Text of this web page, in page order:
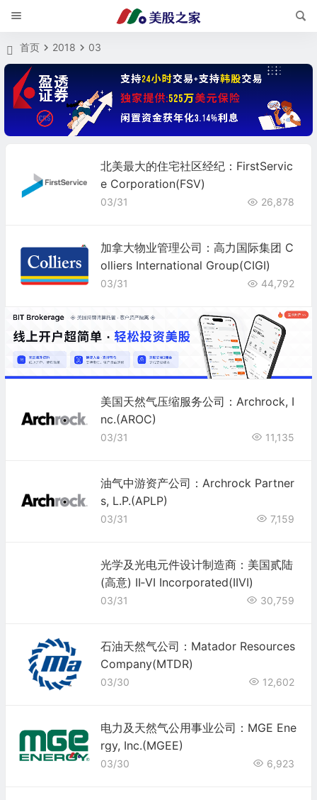
首页 2018 03
北美最大的住宅社区经纪：FirstServic
e Corporation(FSV)
03/31 26,878
加拿大物业管理公司：高力国际集团 C
olliers International Group(CIGI)
03/31 44,792
美国天然气压缩服务公司：Archrock, I
nc.(AROC)
03/31 11,135
油气中游资产公司：Archrock Partner
s, L.P.(APLP)
03/31 7,159
光学及光电元件设计制造商：美国贰陆
(高意) II‐VI Incorporated(IIVI)
03/31 30,759
石油天然气公司：Matador Resources
Company(MTDR)
03/30 12,602
电力及天然气公用事业公司：MGE Ene
rgy, Inc.(MGEE)
03/30 6,923